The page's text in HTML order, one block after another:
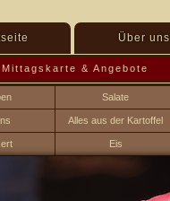
Über uns
Mittagskarte & Angebote
Salate
Alles aus der Kartoffel
Eis